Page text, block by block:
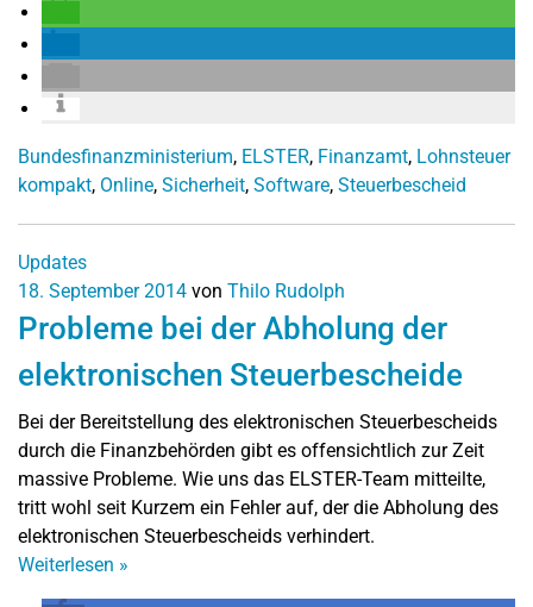
Bundesfinanzministerium, ELSTER, Finanzamt, Lohnsteuer
kompakt, Online, Sicherheit, Software, Steuerbescheid
Updates
18. September 2014 von Thilo Rudolph
Probleme bei der Abholung der
elektronischen Steuerbescheide
Bei der Bereitstellung des elektronischen Steuerbescheids
durch die Finanzbehörden gibt es offensichtlich zur Zeit
massive Probleme. Wie uns das ELSTER-Team mitteilte,
tritt wohl seit Kurzem ein Fehler auf, der die Abholung des
elektronischen Steuerbescheids verhindert.
Weiterlesen »